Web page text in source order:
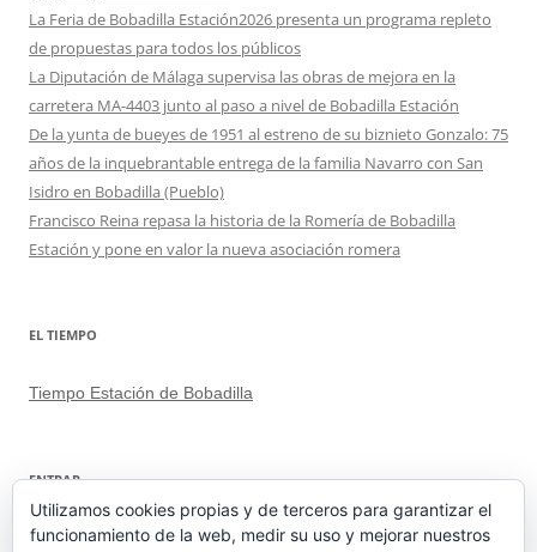
La Feria de Bobadilla Estación2026 presenta un programa repleto
de propuestas para todos los públicos
La Diputación de Málaga supervisa las obras de mejora en la
carretera MA-4403 junto al paso a nivel de Bobadilla Estación
De la yunta de bueyes de 1951 al estreno de su biznieto Gonzalo: 75
años de la inquebrantable entrega de la familia Navarro con San
Isidro en Bobadilla (Pueblo)
Francisco Reina repasa la historia de la Romería de Bobadilla
Estación y pone en valor la nueva asociación romera
EL TIEMPO
Tiempo Estación de Bobadilla
ENTRAR
Acceder
Utilizamos cookies propias y de terceros para garantizar el
funcionamiento de la web, medir su uso y mejorar nuestros